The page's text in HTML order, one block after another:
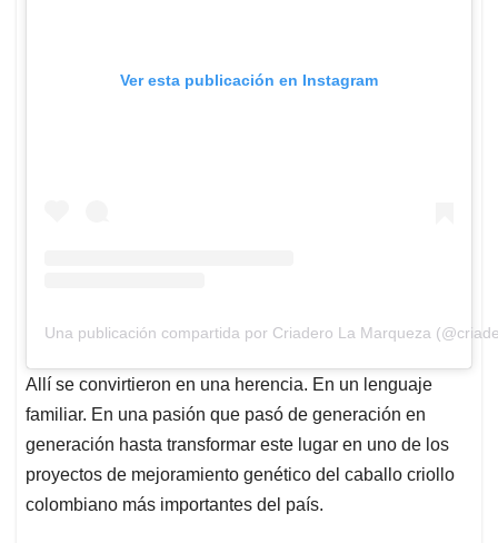
Ver esta publicación en Instagram
Una publicación compartida por Criadero La Marqueza
Allí se convirtieron en una herencia. En un lenguaje
familiar. En una pasión que pasó de generación en
generación hasta transformar este lugar en uno de los
proyectos de mejoramiento genético del caballo criollo
colombiano más importantes del país.